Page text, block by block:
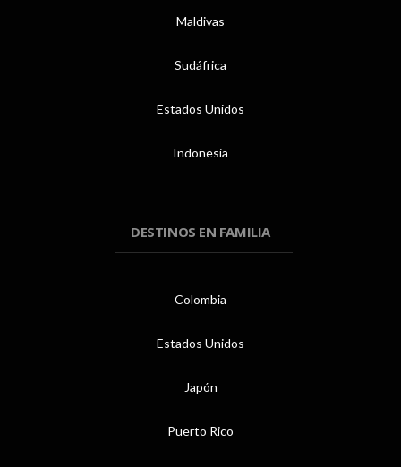
Maldivas
Sudáfrica
Estados Unidos
Indonesia
DESTINOS EN FAMILIA
Colombia
Estados Unidos
Japón
Puerto Rico